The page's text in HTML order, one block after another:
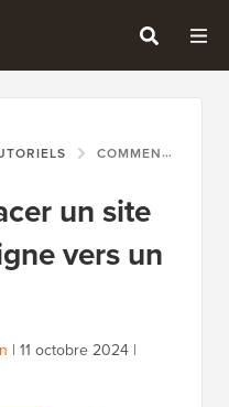
COMMENT DÉPLACER UN SITE WORDPRESS EN LIGNE VERS UN SERVEUR LOCAL
un site
vers un
| 11 octobre 2024 |